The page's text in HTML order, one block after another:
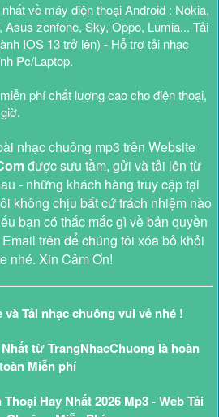
về máy điện thoại Android : Nokia,
zenfone, Sky, Oppo, Lumia... Tải
IOS 13 trở lên) - Hỗ trợ tải nhạc
Pc/Laptop.
phí chất lượng cao cho điện thoại,
nhạc chuông mp3 trên Website
được sưu tầm, gửi và tải lên từ
- những khách hàng truy cập tại
không chịu bất cứ trách nhiệm nào
bạn có thắc mắc gì về bản quyền
trên để chúng tôi xóa bỏ khỏi
nhé. Xin Cảm Ơn!
và Tải nhạc chuông vui vẻ nhé !
từ TrangNhacChuong là hoàn
toàn Miễn phí
Hay Nhất 2026 Mp3 - Web Tải